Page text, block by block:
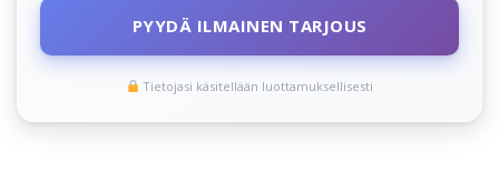
PYYDÄ ILMAINEN TARJOUS
Tietojasi käsitellään luottamuksellisesti